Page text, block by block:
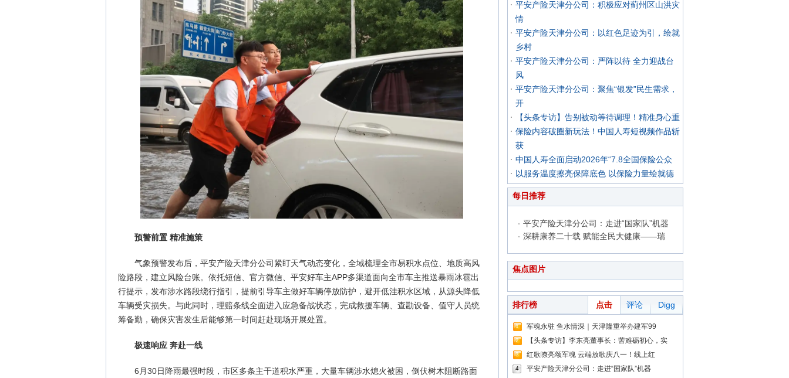
预警前置 精准施策
气象预警发布后，平安产险天津分公司紧盯天气动态变化，全域梳理全市易积水点位、地质高风
险路段，建立风险台账。依托短信、官方微信、平安好车主APP多渠道面向全市车主推送暴雨冰雹出
行提示，发布涉水路段绕行指引，提前引导车主做好车辆停放防护，避开低洼积水区域，从源头降低
车辆受灾损失。与此同时，理赔条线全面进入应急备战状态，完成救援车辆、查勘设备、值守人员统
筹备勤，确保灾害发生后能够第一时间赶赴现场开展处置。
极速响应 奔赴一线
6月30日降雨最强时段，市区多条主干道积水严重，大量车辆涉水熄火被困，倒伏树木阻断路面
平安产险天津分公司：积极应对蓟州区山洪灾
情
平安产险天津分公司：以红色足迹为引，绘就
乡村
平安产险天津分公司：严阵以待 全力迎战台
风
平安产险天津分公司：聚焦“银发”民生需求，
开
【头条专访】告别被动等待调理！精准身心重
保险内容破圈新玩法！中国人寿短视频作品斩
获
中国人寿全面启动2026年“7.8全国保险公众
以服务温度擦亮保障底色 以保险力量绘就德
每日推荐
平安产险天津分公司：走进“国家队”机器
深耕康养二十载 赋能全民大健康——瑞
焦点图片
排行榜 点击 评论 Digg
1 军魂永驻 鱼水情深｜天津隆重举办建军99
2 【头条专访】李东亮董事长：苦难砺初心，实
3 红歌嘹亮颂军魂 云端放歌庆八一！线上红
4 平安产险天津分公司：走进“国家队”机器